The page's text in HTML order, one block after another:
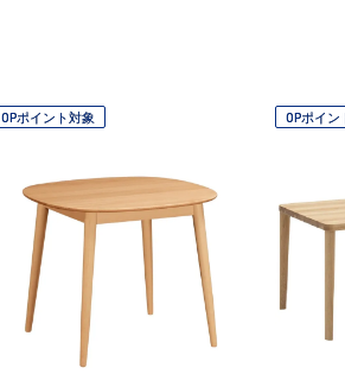
OPポイント対象 OPポイン